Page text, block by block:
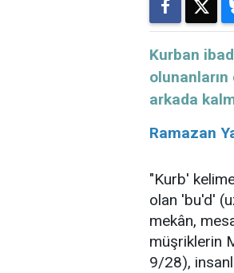
Kurban
arkada
Ramazan
"Kurb'
olan 'bu'd'
mekân,
müşriklerin
9/28),